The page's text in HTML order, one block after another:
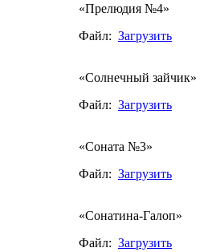
«Прелюдия №4»
Файл: Загрузить
«Солнечный зайчик»
Файл: Загрузить
«Соната №3»
Файл: Загрузить
«Сонатина-Галоп»
Файл: Загрузить